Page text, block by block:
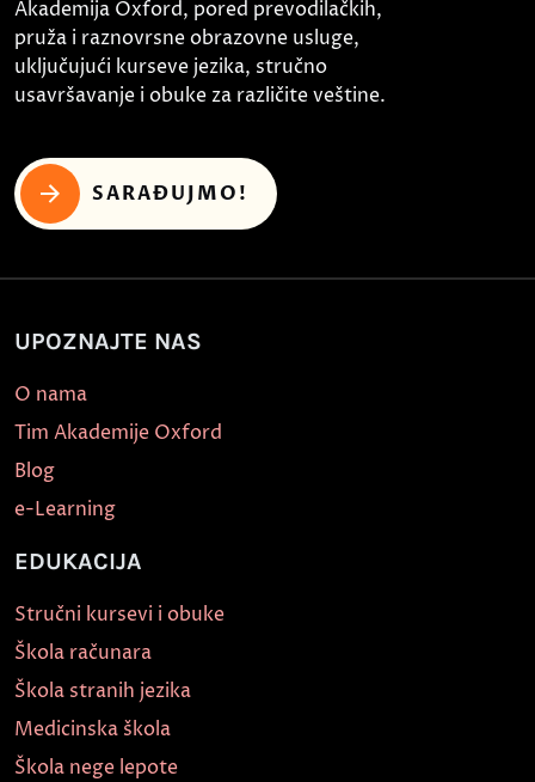
Akademija Oxford, pored prevodilačkih,
pruža i raznovrsne obrazovne usluge,
uključujući kurseve jezika, stručno
usavršavanje i obuke za različite veštine.
SARAĐUJMO!
UPOZNAJTE NAS
O nama
Tim Akademije Oxford
Blog
e-Learning
EDUKACIJA
Stručni kursevi i obuke
Škola računara
Škola stranih jezika
Medicinska škola
Škola nege lepote